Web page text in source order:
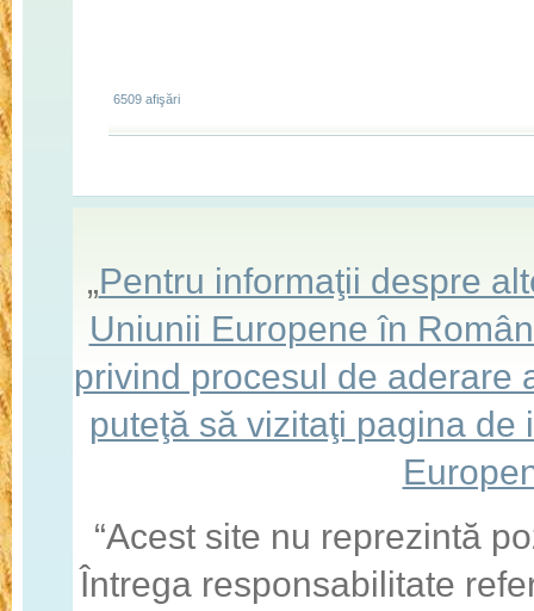
6509 afişări
„Pentru informaţii despre
Uniunii Europene în
privind procesul de aderare
puteţă să vizitaţi pagina
“Acest site nu reprezintă
Întrega responsabilitate